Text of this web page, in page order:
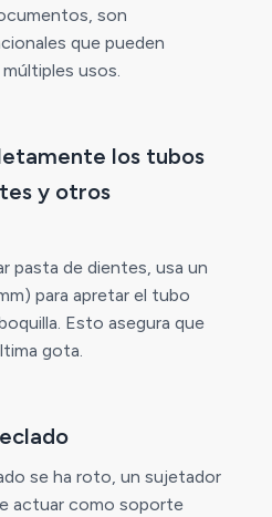
son
que pueden
usos.
los tubos
y otros
pasta de dientes, usa un
para apretar el tubo
Esto asegura que
gota.
se ha roto, un sujetador
actuar como soporte